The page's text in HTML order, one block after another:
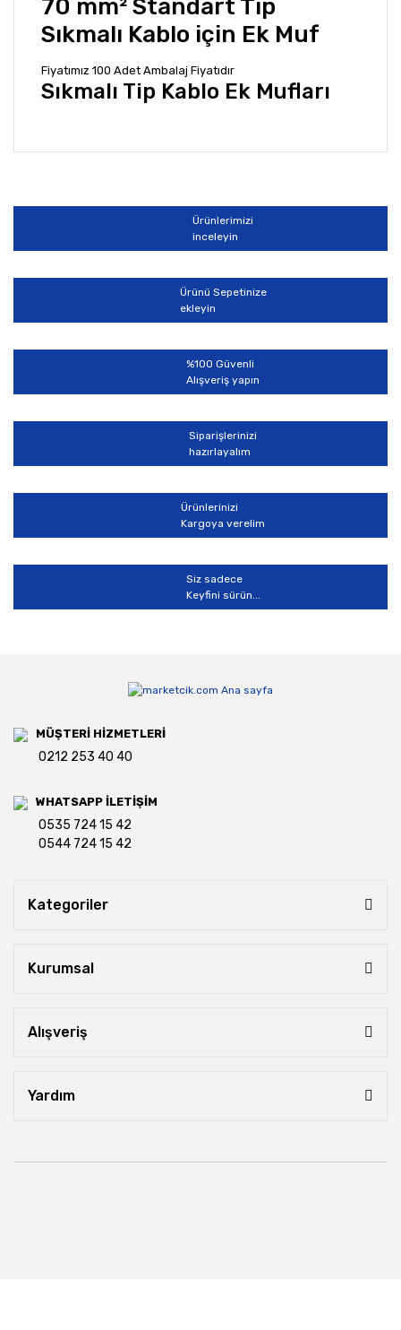
70 mm² Standart Tip
Sıkmalı Kablo için Ek Muf
Fiyatımız 100 Adet Ambalaj Fiyatıdır
Sıkmalı Tip Kablo Ek Mufları
Yorum Yaz
Bu ürünün fiyat bilgisi, resim, ürün açıklamalarında ve
Görüş ve önerileriniz için teşekkür ederiz.
Ürün resmi kalitesiz, bozuk veya görüntülenemiyor.
Ürün açıklamasında eksik bilgiler bulunuyor.
Ürün bilgilerinde hatalar bulunuyor.
Ürün fiyatı diğer sitelerden daha pahalı.
Bu ürüne benzer farklı alternatifler olmalı.
Gönder
Ürünlerimizi
inceleyin
Ürünü Sepetinize
ekleyin
%100 Güvenli
Alışveriş yapın
Siparişlerinizi
hazırlayalım
Ürünlerinizi
Kargoya verelim
Siz sadece
Keyfini sürün...
MÜŞTERİ HİZMETLERİ
0212 253 40 40
WHATSAPP İLETİŞİM
0535 724 15 42
0544 724 15 42
Kategoriler
Kurumsal
Alışveriş
Yardım